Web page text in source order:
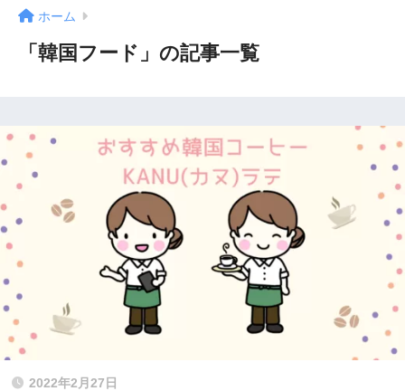
ホーム
「韓国フード」の記事一覧
2022年2月27日